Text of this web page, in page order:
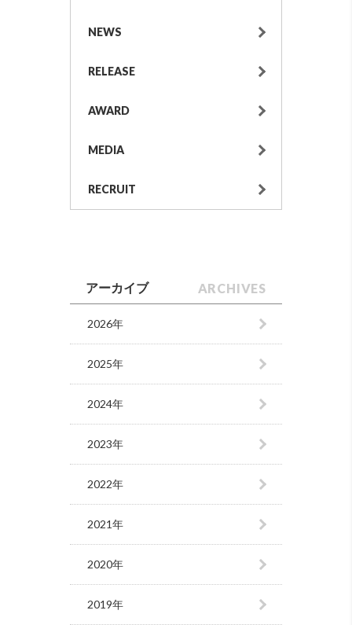
NEWS
RELEASE
AWARD
MEDIA
RECRUIT
アーカイブ ARCHIVES
2026年
2025年
2024年
2023年
2022年
2021年
2020年
2019年